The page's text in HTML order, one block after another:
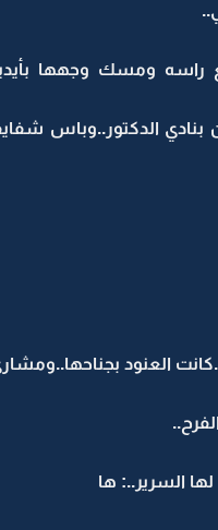
ومسك وجهها
بنادي الدكتور..وباس
العنود
السرير..: ها